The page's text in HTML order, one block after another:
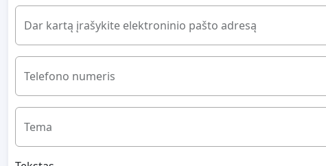
Dar kartą įrašykite elektroninio pašto adresą
Telefono numeris
Tema